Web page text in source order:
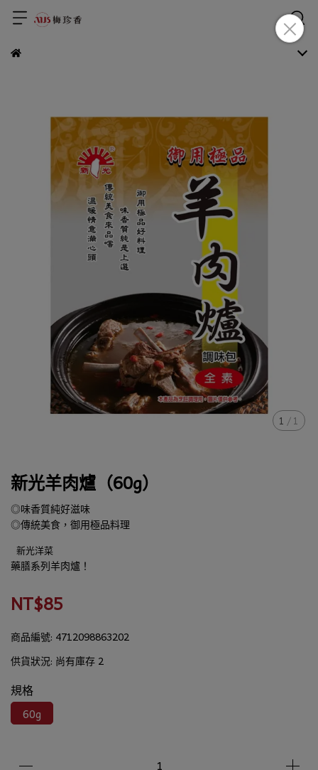
1 /1
新光羊肉爐（60g）
◎味香質純好滋味
◎傳統美食，御用極品料理
新光洋菜
藥膳系列羊肉爐！
NT$85
商品編號: 4712098863202
供貨狀況: 尚有庫存 2
規格
60g